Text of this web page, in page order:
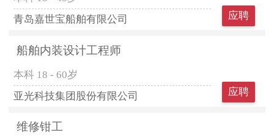
青岛嘉世宝船舶有限公司
应聘
船舶内装设计工程师
本科 18 - 60岁
亚光科技集团股份有限公司
应聘
维修钳工